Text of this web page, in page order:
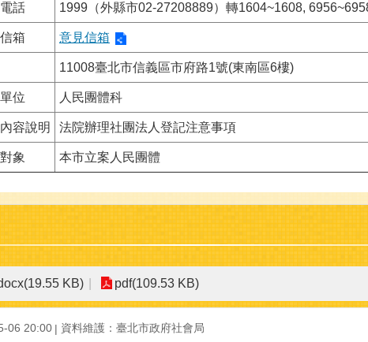
話 1999（外縣市02-27208889）轉1604~1608,
箱 意見信箱
11008臺北市信義區市府路1號(東南區6樓)
位 人民團體科
容說明 法院辦理社團法人登記注意事項
象 本市立案人民團體
KB) pdf(109.53 KB)
06 20:00 資料維護：臺北市政府社會局